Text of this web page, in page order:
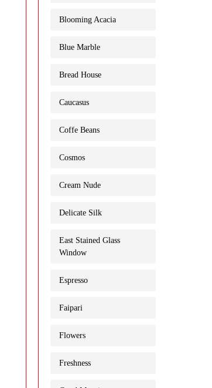
Blooming Acacia
Blue Marble
Bread House
Caucasus
Coffe Beans
Cosmos
Cream Nude
Delicate Silk
East Stained Glass
Window
Espresso
Faipari
Flowers
Freshness